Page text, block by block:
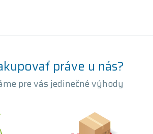
práve u nás?
pre vás jedinečné výhody